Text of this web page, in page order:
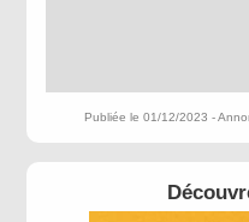
Publiée le 01/12/2023 -